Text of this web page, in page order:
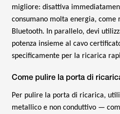
migliore: disattiva
consumano molta energia, come
Bluetooth. In parallelo, devi
potenza insieme al cavo
specificamente per la ricarica
Come pulire la porta di
Per pulire la porta di ricarica,
metallico e non conduttivo —